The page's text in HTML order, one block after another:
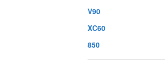
V90
XC60
850